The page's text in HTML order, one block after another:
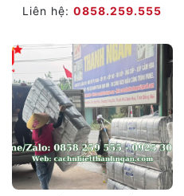
Liên hệ:0858.259.555